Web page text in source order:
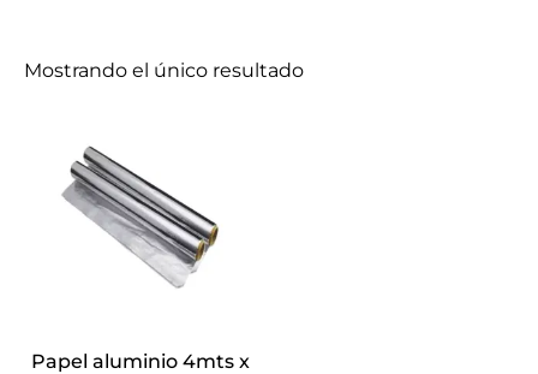
Mostrando el único resultado
Papel aluminio 4mts x